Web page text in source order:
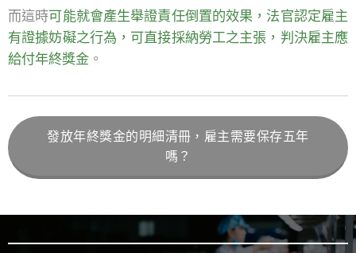
而這時可能就會產生舉證責任倒置的效果，法官認定雇主
有證據妨礙之行為，可直接採納勞工之主張，判決雇主應
給付年終獎金 。
發放年終獎金的明細清冊，雇主需要保存五年
嗎？